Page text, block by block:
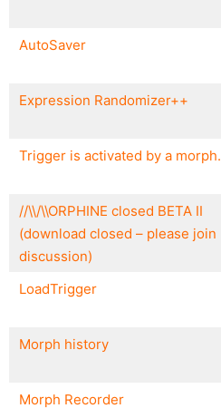
AutoSaver
Expression Randomizer++
Trigger is activated by a morph.
//\\/\\ORPHINE closed BETA II
(download closed – please join
discussion)
LoadTrigger
Morph history
Morph Recorder